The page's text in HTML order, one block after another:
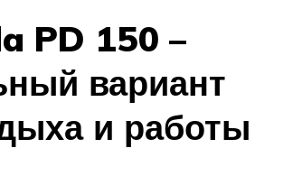
PD 150 –
вариант
и работы